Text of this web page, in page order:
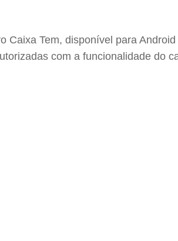
Caixa Tem, disponível para
com a funcionalidade do